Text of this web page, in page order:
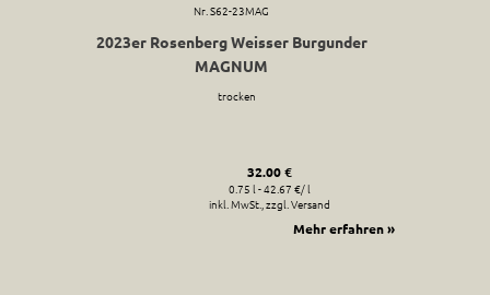
Nr. S62-23MAG
2023er Rosenberg Weisser Burgunder
MAGNUM
trocken
32.00 €
0.75 l - 42.67 €/ l
inkl. MwSt., zzgl. Versand
Mehr erfahren »